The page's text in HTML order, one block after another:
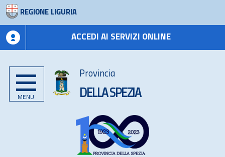
REGIONE LIGURIA
ACCEDI AI SERVIZI ONLINE
MENU
Provincia
DELLA SPEZIA